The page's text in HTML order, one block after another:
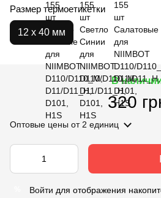
Размер термоетикетки
12 х 40 мм
В
320
Оптовые цены от 2 единиц
Войти для отображения